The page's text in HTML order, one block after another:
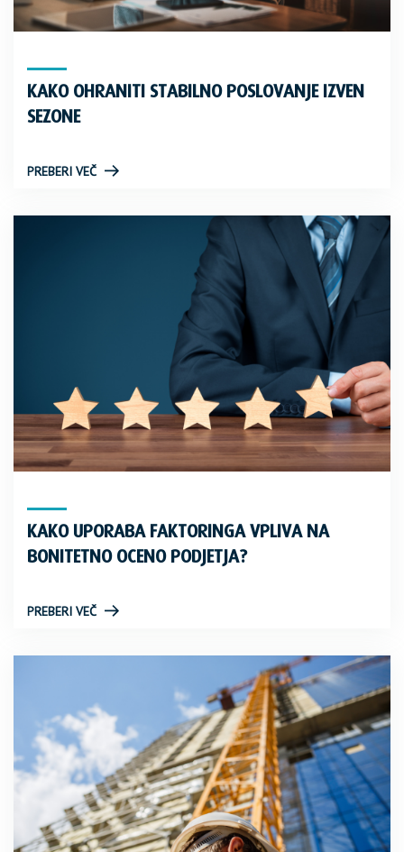
KAKO OHRANITI STABILNO POSLOVANJE IZVEN
SEZONE
PREBERI VEČ
KAKO UPORABA FAKTORINGA VPLIVA NA
BONITETNO OCENO PODJETJA?
PREBERI VEČ